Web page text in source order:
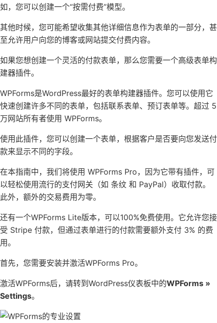
如，您可以创建一个“按需付费”模型。
其他时候，您可能希望收集其他详细信息作为表单的一部分，甚
至允许用户向您的博客或网站提交付费内容。
如果您想创建一个灵活的付款表单，那么您需要一个高级表单构
建器插件。
WPForms是WordPress最好的表单构建器插件。您可以使用它
快速创建许多不同的表单，包括联系表单、预订表单等。超过 5
万网站所有者使用 WPForms。
使用此插件，您可以创建一个表单，根据客户是否要向您发送付
款来显示不同的字段。
在本指南中，我们将使用 WPForms Pro，因为它带有插件，可
以轻松使用流行的支付网关（如 条纹 和 PayPal）收取付款。
此外，额外的交易费用为零。
还有一个WPForms Lite版本，可以100%免费使用。它允许您接
受 Stripe 付款，但通过表单进行的付款需要额外支付 3% 的费
用。
首先，您需要安装并激活WPForms Pro。
激活WPForms后，请转到WordPress仪表板中的WPForms »
Settings。